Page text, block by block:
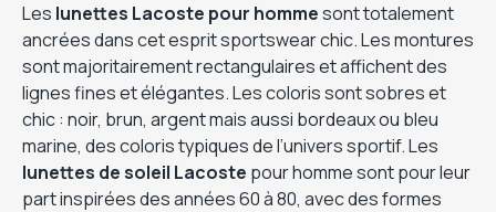
Les lunettes Lacoste pour hommesont totalement
ancrées dans cet esprit sportswear chic. Les montures
sont majoritairement rectangulaires et affichent des
lignes fines et élégantes. Les coloris sont sobres et
chic : noir, brun, argent mais aussi bordeaux ou bleu
marine, des coloris typiques de l’univers sportif. Les
lunettes de soleil Lacoste pour homme sont pour leur
part inspirées des années 60 à 80, avec des formes